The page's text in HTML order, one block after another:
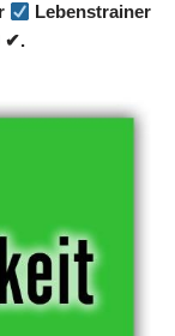
Lebenstrainer
✔.